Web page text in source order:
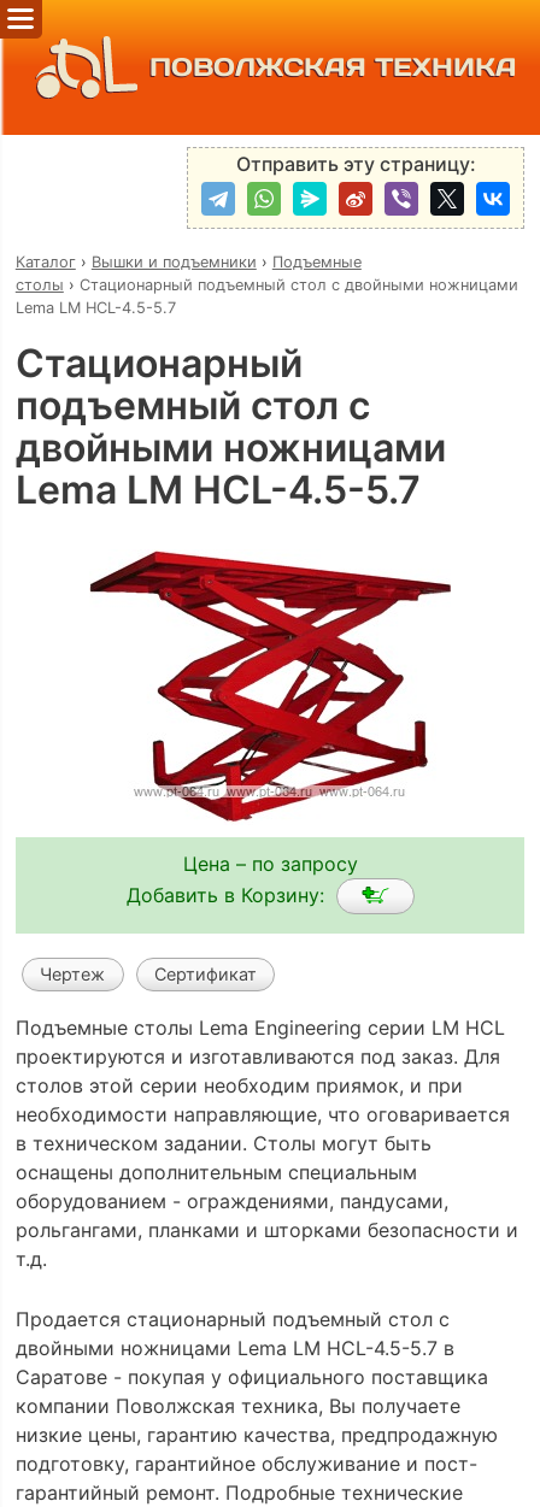
ПОВОЛЖСКАЯ ТЕХНИКА
Отправить эту страницу:
Каталог› Вышки и подъемники › Подъемные
столы › Стационарный подъемный стол с двойными ножницами
Lema LM HCL-4.5-5.7
Стационарный
подъемный стол с
двойными ножницами
Lema LM HCL-4.5-5.7
Цена – по запросу
Добавить в Корзину:
Чертеж Сертификат
Подъемные столы Lema Engineering серии LM HCL
проектируются и изготавливаются под заказ. Для
столов этой серии необходим приямок, и при
необходимости направляющие, что оговаривается
в техническом задании. Столы могут быть
оснащены дополнительным специальным
оборудованием - ограждениями, пандусами,
рольгангами, планками и шторками безопасности и
т.д.
Продается стационарный подъемный стол с
двойными ножницами Lema LM HCL-4.5-5.7 в
Саратове - покупая у официального поставщика
компании Поволжская техника, Вы получаете
низкие цены, гарантию качества, предпродажную
подготовку, гарантийное обслуживание и пост-
гарантийный ремонт. Подробные технические